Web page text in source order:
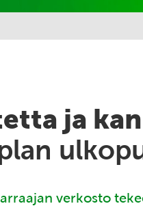
ja
verkosto